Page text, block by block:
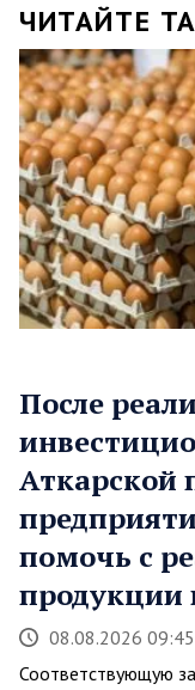
ЧИТАЙТЕ
После
Аткарской
помочь с
продукции
08.08.2026 09:45
Соответствующую